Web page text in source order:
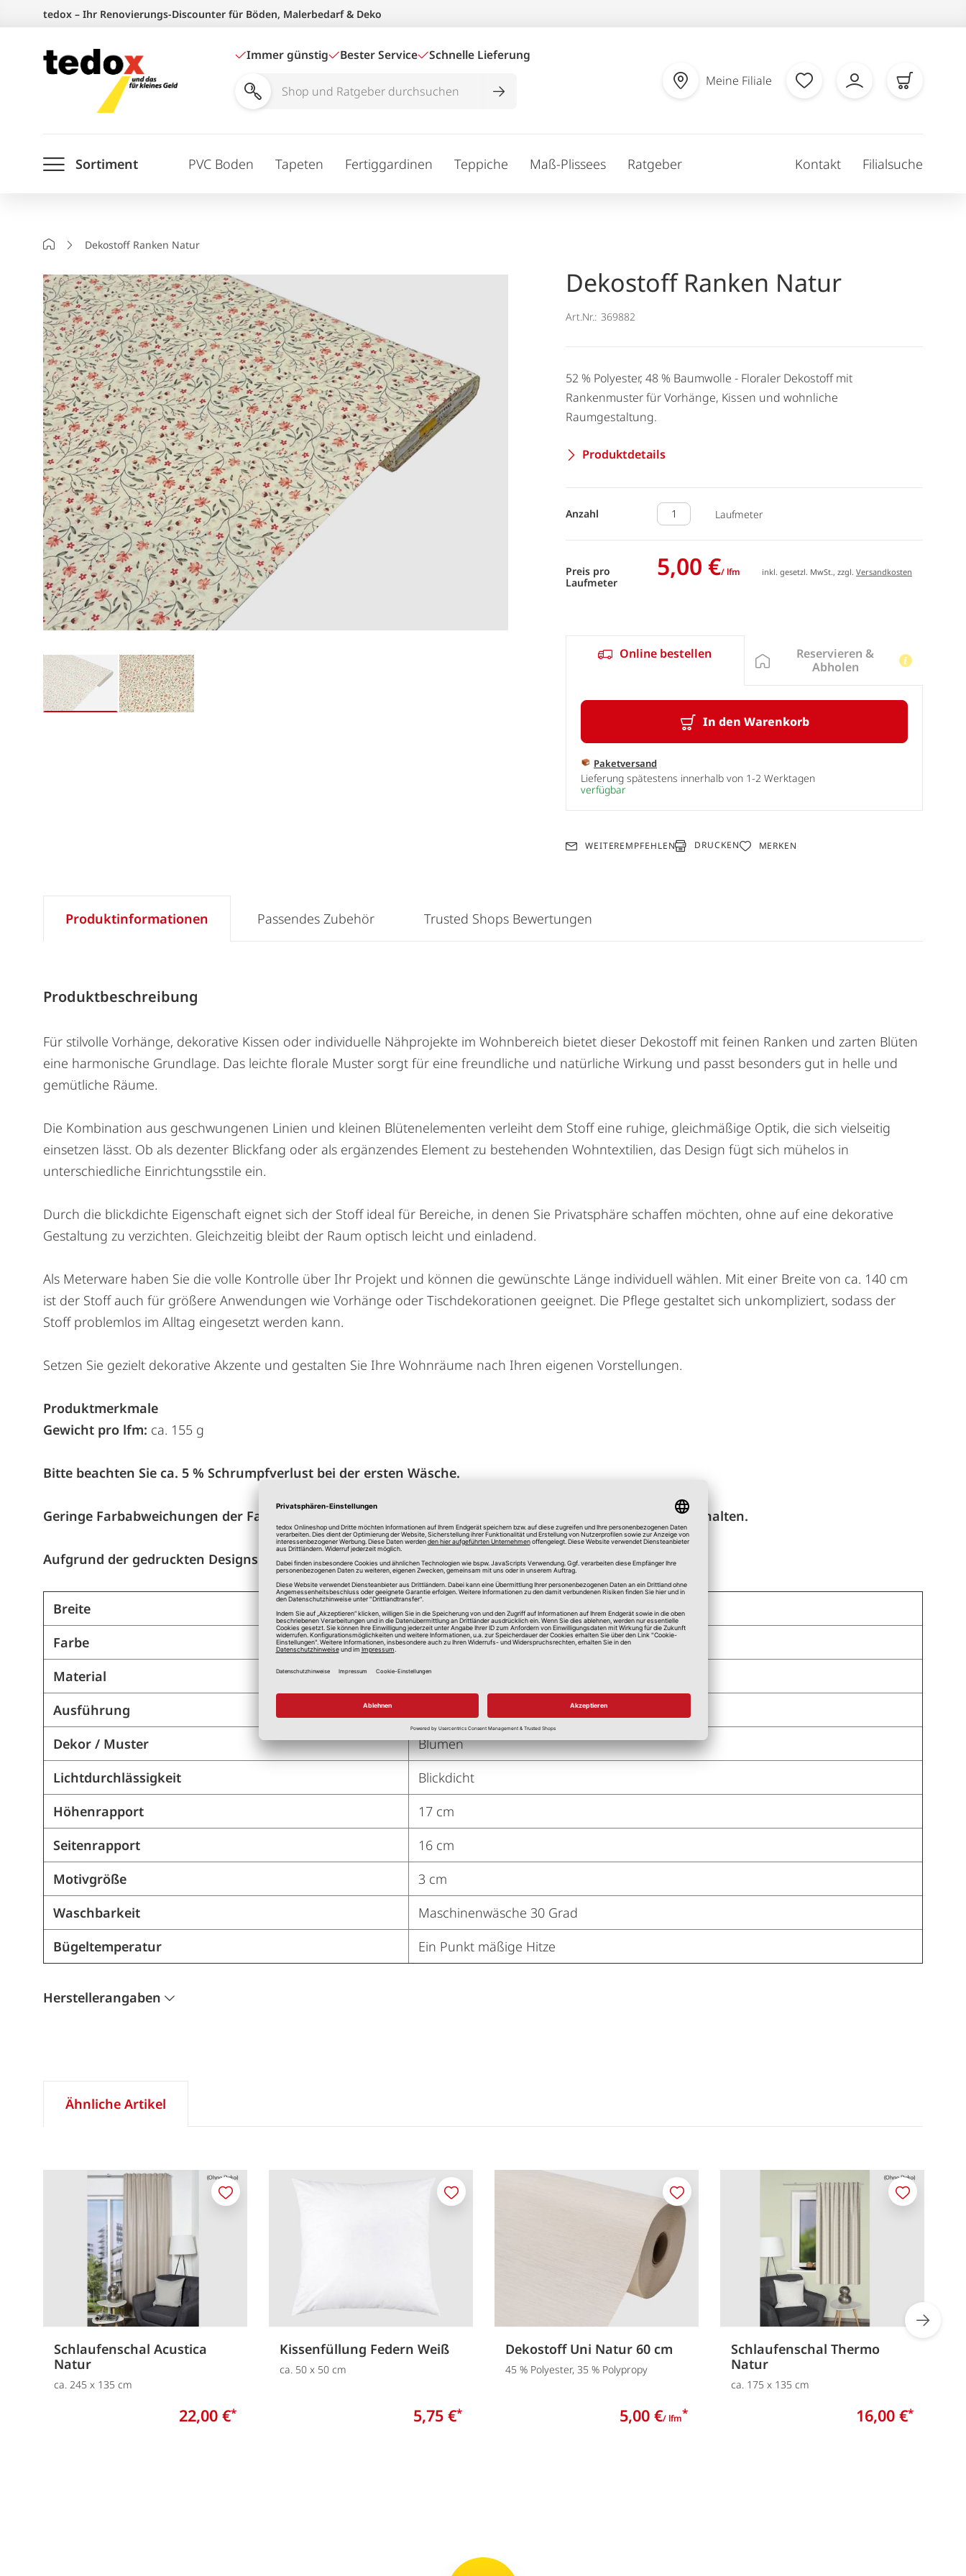
springen
tedox – Ihr Renovierungs-Discounter für Böden, Malerbedarf & Deko
Immer günstig Bester Service Schnelle Lieferung
Shop
durchsuchen
Meine Filiale
Sortiment PVC Boden Tapeten Fertiggardinen Teppiche Maß-Plissees Ratgeber Kontakt Filialsuche
StartseiteDekostoff Ranken Natur
Dekostoff Ranken Natur
Art.Nr.: 369882
52 % Polyester, 48 % Baumwolle - Floraler Dekostoff mit
Rankenmuster für Vorhänge, Kissen und wohnliche
Raumgestaltung.
Produktdetails
Anzahl Laufmeter
Preis pro
Laufmeter
5,00 €/ lfm inkl. gesetzl. MwSt., zzgl.Versandkosten
Online bestellen
In den Warenkorb
Paketversand
Lieferung spätestens innerhalb von 1-2 Werktagen
verfügbar
Reservieren &
Abholen
WEITEREMPFEHLEN DRUCKEN MERKEN
Produktinformationen
Produktbeschreibung
Für stilvolle Vorhänge, dekorative Kissen oder individuelle Nähprojekte im Wohnbereich bietet dieser Dekostoff mit feinen Ranken und zarten Blüten
eine harmonische Grundlage. Das leichte florale Muster sorgt für eine freundliche und natürliche Wirkung und passt besonders gut in helle und
gemütliche Räume.
Die Kombination aus geschwungenen Linien und kleinen Blütenelementen verleiht dem Stoff eine ruhige, gleichmäßige Optik, die sich vielseitig
einsetzen lässt. Ob als dezenter Blickfang oder als ergänzendes Element zu bestehenden Wohntextilien, das Design fügt sich mühelos in
unterschiedliche Einrichtungsstile ein.
Durch die blickdichte Eigenschaft eignet sich der Stoff ideal für Bereiche, in denen Sie Privatsphäre schaffen möchten, ohne auf eine dekorative
Gestaltung zu verzichten. Gleichzeitig bleibt der Raum optisch leicht und einladend.
Als Meterware haben Sie die volle Kontrolle über Ihr Projekt und können die gewünschte Länge individuell wählen. Mit einer Breite von ca. 140 cm
ist der Stoff auch für größere Anwendungen wie Vorhänge oder Tischdekorationen geeignet. Die Pflege gestaltet sich unkompliziert, sodass der
Stoff problemlos im Alltag eingesetzt werden kann.
Setzen Sie gezielt dekorative Akzente und gestalten Sie Ihre Wohnräume nach Ihren eigenen Vorstellungen.
Produktmerkmale
Gewicht pro lfm: ca. 155 g
Bitte beachten Sie ca. 5 % Schrumpfverlust bei der ersten Wäsche.
Geringe Farbabweichungen der Farbmuster sind aus Gründen unterschiedlicher Monitorfabrikate vorbehalten.
Aufgrund der gedruckten Designs kann der Faden- und Musterverlauf voneinander abweichen.
Breite
140,00 cm
Farbe
Natur
Material
52 % Polyester, 48 % Baumwolle
Ausführung
Dekor / Muster
Blumen
Lichtdurchlässigkeit
Blickdicht
Höhenrapport
17 cm
Seitenrapport
16 cm
Motivgröße
3 cm
Waschbarkeit
Maschinenwäsche 30 Grad
Bügeltemperatur
Ein Punkt mäßige Hitze
Herstellerangaben
Passendes Zubehör Trusted Shops Bewertungen
Ähnliche Artikel
Schlaufenschal Acustica
Natur
ca. 245 x 135 cm
22,00 €*
Merken
Kissenfüllung Federn Weiß
ca. 50 x 50 cm
5,75 €*
Merken
Dekostoff Uni Natur 60 cm
45 % Polyester, 35 % Polypropy
5,00 €/ lfm*
Merken
Schlaufenschal Thermo
Natur
ca. 175 x 135 cm
16,00 €*
Merken